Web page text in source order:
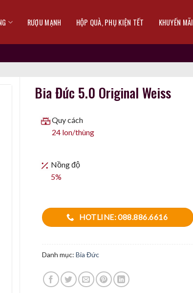
RƯỢU MẠNH HỘP QUÀ, PHỤ KIỆN TẾT KHUYẾN MÃI
Bia Đức 5.0 Original Weiss
Quy cách
24 lon/thùng
Nồng độ
5%
HOTLINE: 088.886.6616
Danh mục: Bia Đức